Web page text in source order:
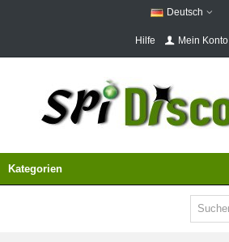
Deutsch
Hilfe Mein Konto
Kategorien